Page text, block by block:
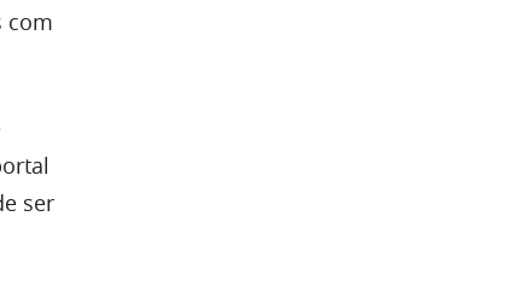
com
ser